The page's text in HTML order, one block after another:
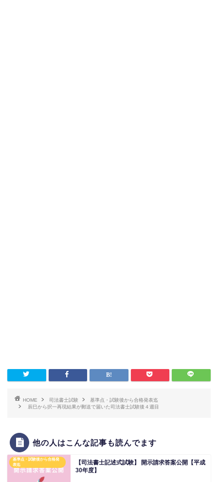
HOME 司法書士試験
基準点・試験後から合格発表迄
辰巳から択一再現結果が郵送で届いた司法書士試験後４週目
他の人はこんな記事も読んでます
基準点・試験後から合格発
表迄
【司法書士記述式試験】 開示請求答案公開【平成
30年度】